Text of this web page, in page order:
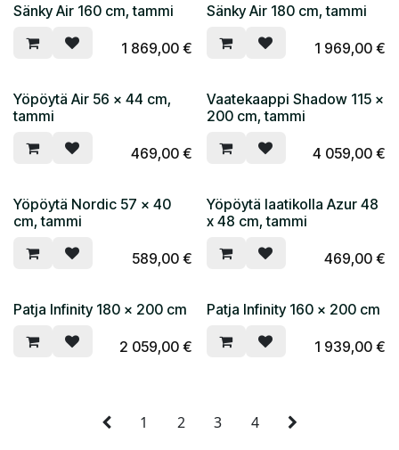
Sänky Air 160 cm, tammi
1 869,00€
Sänky Air 180 cm, tammi
1 969,00€
Yöpöytä Air 56 x 44 cm,
tammi
469,00€
Vaatekaappi Shadow 115 x
200 cm, tammi
4 059,00€
Yöpöytä Nordic 57 x 40
cm, tammi
589,00€
Yöpöytä laatikolla Azur 48
x 48 cm, tammi
469,00€
Patja Infinity 180 x 200 cm
2 059,00€
Patja Infinity 160 x 200 cm
1 939,00€
1 2 3 4